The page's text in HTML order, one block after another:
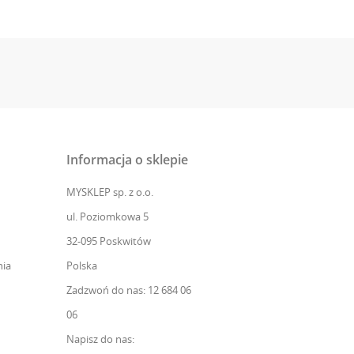
Informacja o sklepie
MYSKLEP sp. z o.o.
ul. Poziomkowa 5
32-095 Poskwitów
Polska
Zadzwoń do nas: 12 684 06
06
Napisz do nas: